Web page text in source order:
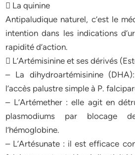
 La quinine
Antipaludique naturel, c’est le
intention dans les indications
rapidité d’action.
 L’Artémisinine et ses dérivés
– La dihydroartémisinine
l’accès palustre simple à P.
– L’Artémether : elle agit en
plasmodiums par blocage
l’hémoglobine.
– L’Artésunate : il est efficace